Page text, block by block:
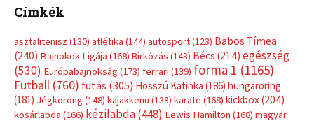
Címkék
asztalitenisz (130) atlétika (144) autosport(123) Babos Tímea
(240) Bajnokok Ligája (168) Birkózás (143) Bécs (214) egészség
(530) Európabajnokság (173) ferrari (139) forma 1 (1165)
Futball (760) futás (305) Hosszú Katinka (186) hungaroring
(181) Jégkorong (148) kajakkenu (138) karate (168) kickbox(204)
kosárlabda (166) kézilabda(448) Lewis Hamilton (168) magyar